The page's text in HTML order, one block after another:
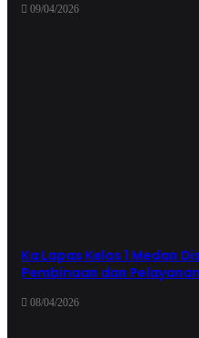
09/04/2026
Ka Lapas Kelas 1 Medan
Pembinaan dan Pelayanan
08/04/2026